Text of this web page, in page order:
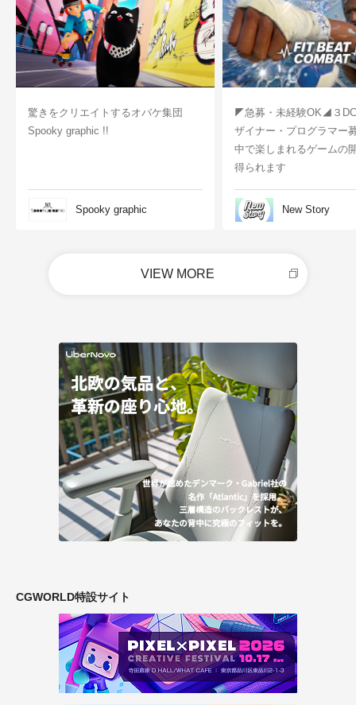
驚きをクリエイトするオバケ集団
Spooky graphic !!
Spooky graphic
◤急募・未経験OK◢３
ザイナー・プログラマー
中で楽しまれるゲームの
得られます
New Story
VIEW MORE
CGWORLD特設サイト